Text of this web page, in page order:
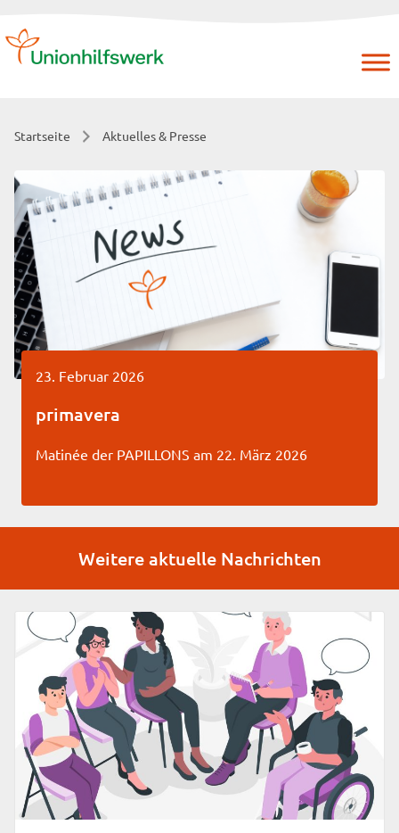
Skip
Startseite Aktuelles & Presse
23. Februar 2026
primavera
Matinée der PAPILLONS am 22. März 2026
Weitere aktuelle Nachrichten